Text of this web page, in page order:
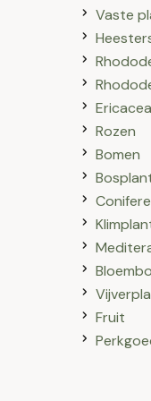
Vaste
Rozen
Bomen
Fruit